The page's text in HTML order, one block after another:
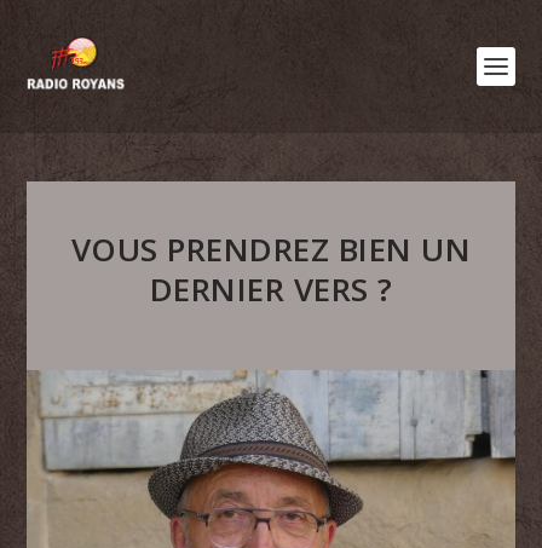
VOUS PRENDREZ BIEN UN
DERNIER VERS ?